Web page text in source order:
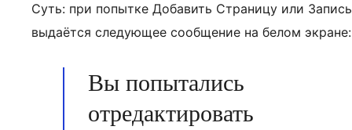
Суть: при попытке Добавить Страницу или Запись
выдаётся следующее сообщение на белом экране:
Вы попытались
отредактировать